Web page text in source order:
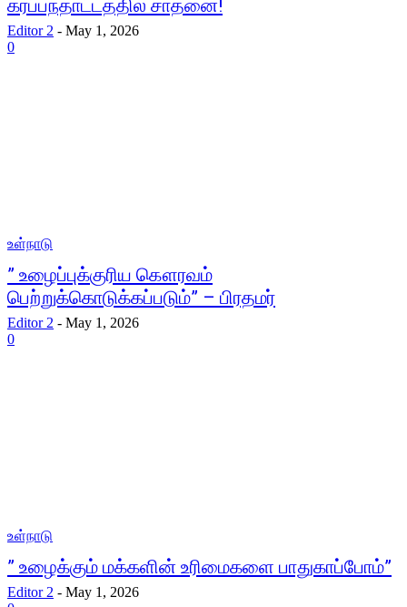
கரப்பந்தாட்டத்தில் சாதனை!
Editor 2 - May 1, 2026
0
உள்நாடு
” உழைப்புக்குரிய கௌரவம்
பெற்றுக்கொடுக்கப்படும்” – பிரதமர்
Editor 2 - May 1, 2026
0
உள்நாடு
” உழைக்கும் மக்களின் உரிமைகளை பாதுகாப்போம்”
Editor 2 - May 1, 2026